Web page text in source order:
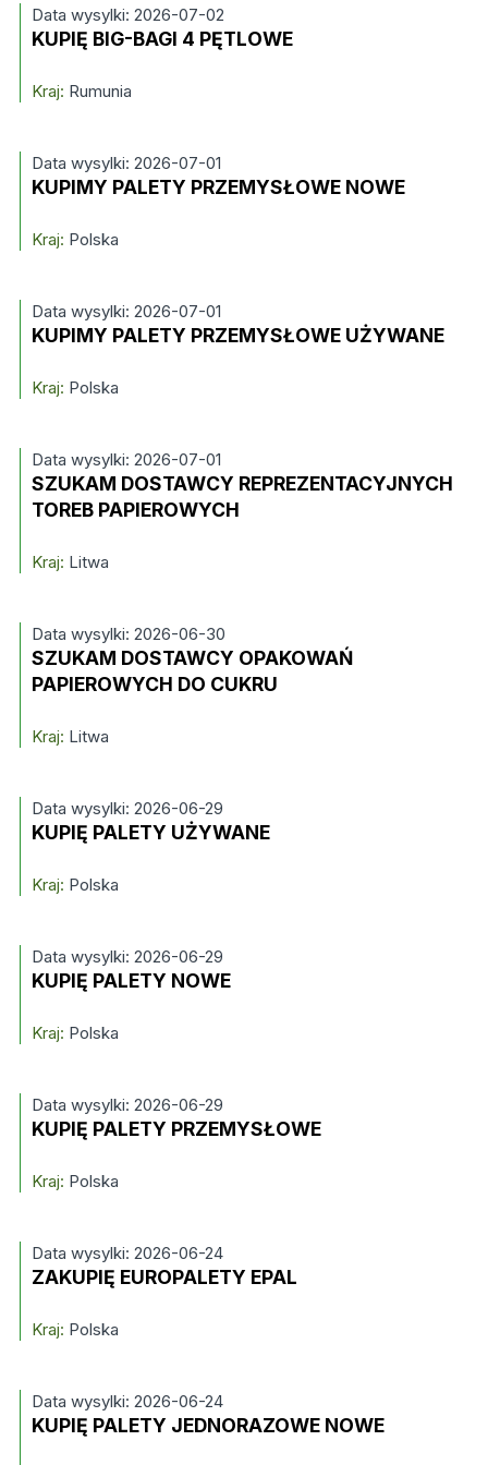
Data wysylki: 2026-07-02
KUPIĘ BIG-BAGI 4 PĘTLOWE
Kraj: Rumunia
Data wysylki: 2026-07-01
KUPIMY PALETY PRZEMYSŁOWE NOWE
Kraj: Polska
Data wysylki: 2026-07-01
KUPIMY PALETY PRZEMYSŁOWE UŻYWANE
Kraj: Polska
Data wysylki: 2026-07-01
SZUKAM DOSTAWCY REPREZENTACYJNYCH
TOREB PAPIEROWYCH
Kraj: Litwa
Data wysylki: 2026-06-30
SZUKAM DOSTAWCY OPAKOWAŃ
PAPIEROWYCH DO CUKRU
Kraj: Litwa
Data wysylki: 2026-06-29
KUPIĘ PALETY UŻYWANE
Kraj: Polska
Data wysylki: 2026-06-29
KUPIĘ PALETY NOWE
Kraj: Polska
Data wysylki: 2026-06-29
KUPIĘ PALETY PRZEMYSŁOWE
Kraj: Polska
Data wysylki: 2026-06-24
ZAKUPIĘ EUROPALETY EPAL
Kraj: Polska
Data wysylki: 2026-06-24
KUPIĘ PALETY JEDNORAZOWE NOWE